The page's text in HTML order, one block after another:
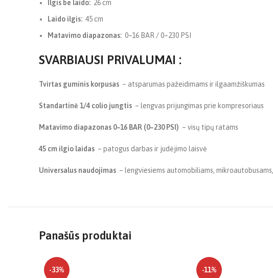
Ilgis be laido: 26 cm
Laido ilgis: 45 cm
Matavimo diapazonas: 0–16 BAR / 0–230 PSI
SVARBIAUSI PRIVALUMAI :
Tvirtas guminis korpusas – atsparumas pažeidimams ir ilgaamžiškumas
Standartinė 1/4 colio jungtis – lengvas prijungimas prie kompresoriaus
Matavimo diapazonas 0–16 BAR (0–230 PSI) – visų tipų ratams
45 cm ilgio laidas – patogus darbas ir judėjimo laisvė
Universalus naudojimas – lengviesiems automobiliams,
Panašūs produktai
-33% -11%